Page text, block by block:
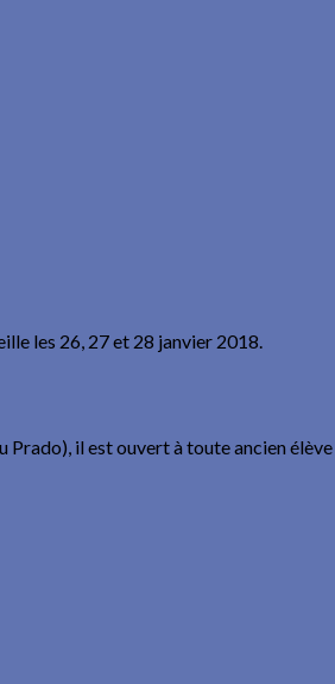
les 26, 27 et 28 janvier 2018.
il est ouvert à toute ancien